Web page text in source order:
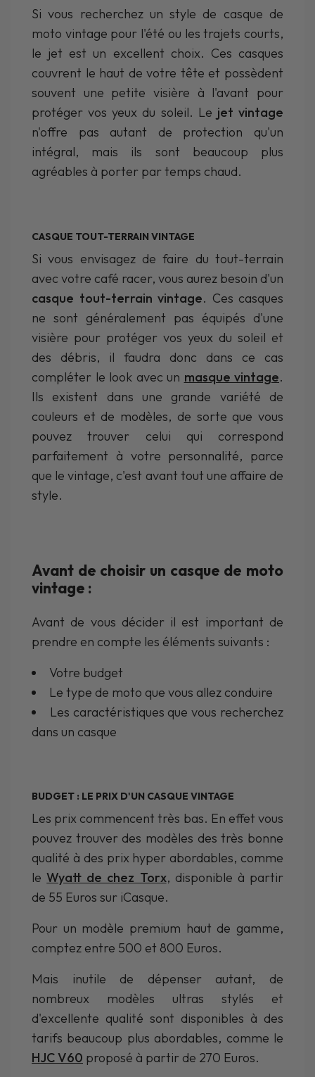
Si vous recherchez un style de casque de
moto vintage pour l'été ou les trajets courts,
le jet est un excellent choix. Ces casques
couvrent le haut de votre tête et possèdent
souvent une petite visière à l'avant pour
protéger vos yeux du soleil. Le jet vintage
n'offre pas autant de protection qu'un
intégral, mais ils sont beaucoup plus
agréables à porter par temps chaud.
CASQUE TOUT-TERRAIN VINTAGE
Si vous envisagez de faire du tout-terrain
avec votre café racer, vous aurez besoin d'un
casque tout-terrain vintage. Ces casques
ne sont généralement pas équipés d'une
visière pour protéger vos yeux du soleil et
des débris, il faudra donc dans ce cas
compléter le look avec un masque vintage.
Ils existent dans une grande variété de
couleurs et de modèles, de sorte que vous
pouvez trouver celui qui correspond
parfaitement à votre personnalité, parce
que le vintage, c'est avant tout une affaire de
style.
Avant de choisir un casque de moto
vintage :
Avant de vous décider il est important de
prendre en compte les éléments suivants :
Votre budget
Le type de moto que vous allez conduire
Les caractéristiques que vous recherchez
dans un casque
BUDGET : LE PRIX D'UN CASQUE VINTAGE
Les prix commencent très bas. En effet vous
pouvez trouver des modèles des très bonne
qualité à des prix hyper abordables, comme
leWyatt de chez Torx, disponible à partir
de 55 Euros sur iCasque.
Pour un modèle premium haut de gamme,
comptez entre 500 et 800 Euros.
Mais inutile de dépenser autant, de
nombreux modèles ultras stylés et
d'excellente qualité sont disponibles à des
tarifs beaucoup plus abordables, comme le
HJC V60 proposé à partir de 270 Euros.